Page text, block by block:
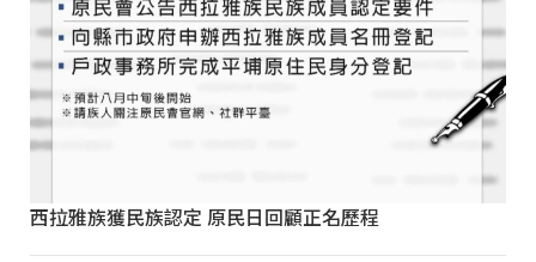
西拉雅族獲民族認定 原民日回顧正名歷程